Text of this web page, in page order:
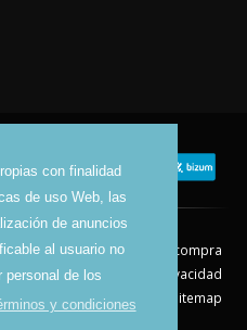
con finalidad
de uso Web, las
de anuncios
al usuario no
personal de los
y condiciones
Legal
Condiciones de compra
Política de Privacidad
Política de Cookies
Sitemap